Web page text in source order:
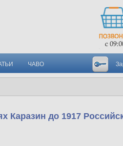
ЧАВО
Каразин до 1917